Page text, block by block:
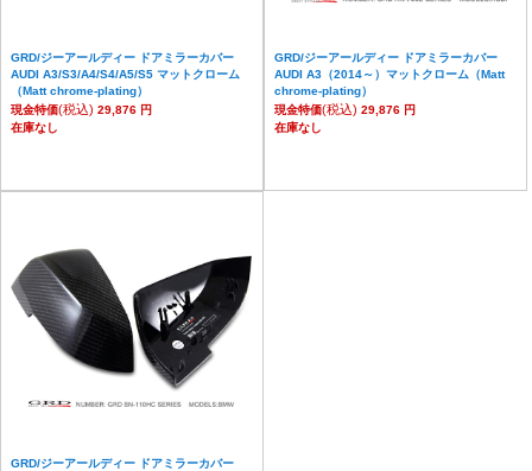
GRD/ジーアールディー ドアミラーカバー
AUDI A3/S3/A4/S4/A5/S5 マットクローム
（Matt chrome-plating）
現金特価(税込) 29,876 円
在庫なし
GRD/ジーアールディー ドアミラーカバー
AUDI A3（2014～）マットクローム（Matt
chrome-plating）
現金特価(税込) 29,876 円
在庫なし
GRD/ジーアールディー ドアミラーカバー